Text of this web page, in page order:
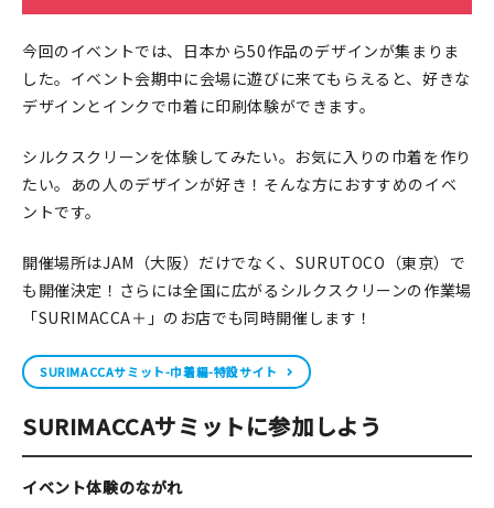
台湾グッズ
在庫限り
おすすめ特集
イベント・ワークショップ
今回のイベントでは、日本から50作品のデザインが集まりま
した。イベント会期中に会場に遊びに来てもらえると、好きな
デザインとインクで巾着に印刷体験ができます。
シルクスクリーンを体験してみたい。お気に入りの巾着を作り
たい。あの人のデザインが好き！そんな方におすすめのイベ
ントです。
開催場所はJAM（大阪）だけでなく、SURUTOCO（東京）で
も開催決定！さらには全国に広がるシルクスクリーンの作業場
「SURIMACCA＋」のお店でも同時開催します！
SURIMACCAサミット-巾着編-特設サイト
SURIMACCAサミットに参加しよう
イベント体験のながれ